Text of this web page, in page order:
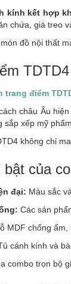
kính kết hợp
chứa, giá treo
đồ nội thất
trang điểm
châu Âu
xếp mỹ
không chỉ
của
đại: Màu sắc
Các sản
MDF chống ẩm,
cánh kính và
combo trọn bộ